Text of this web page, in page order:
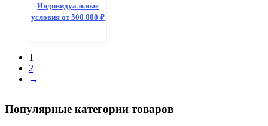
Индивидуальные
условия от 500 000 ₽
1
2
→
Популярные категории товаров